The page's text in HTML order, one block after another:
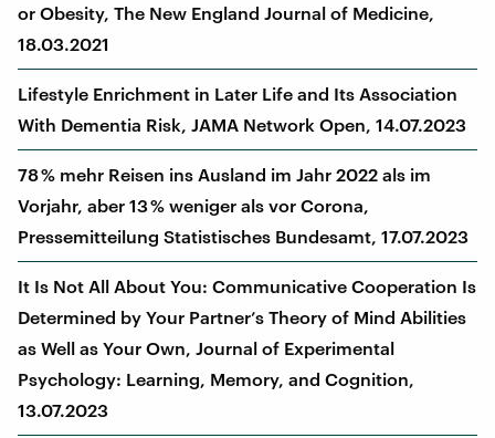
or Obesity, The New England Journal of Medicine,
18.03.2021
Lifestyle Enrichment in Later Life and Its Association
With Dementia Risk, JAMA Network Open, 14.07.2023
78 % mehr Reisen ins Ausland im Jahr 2022 als im
Vorjahr, aber 13 % weniger als vor Corona,
Pressemitteilung Statistisches Bundesamt, 17.07.2023
It Is Not All About You: Communicative Cooperation Is
Determined by Your Partner’s Theory of Mind Abilities
as Well as Your Own, Journal of Experimental
Psychology: Learning, Memory, and Cognition,
13.07.2023